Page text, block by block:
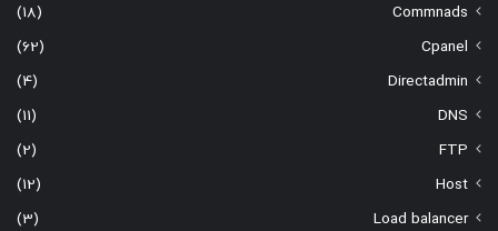
Commnads
(18)
Cpanel
(62)
Directadmin
(4)
DNS
(11)
FTP
(2)
Host
(12)
Load balancer
(3)